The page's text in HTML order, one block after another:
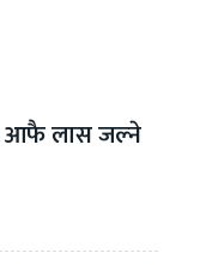
आफै लास जल्ने